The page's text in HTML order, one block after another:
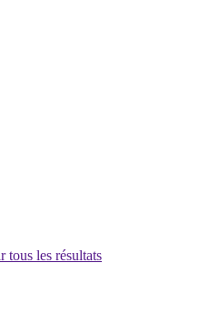
tous les résultats